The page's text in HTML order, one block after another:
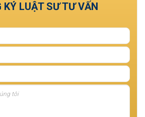
KÝ LUẬT SƯ TƯ VẤN